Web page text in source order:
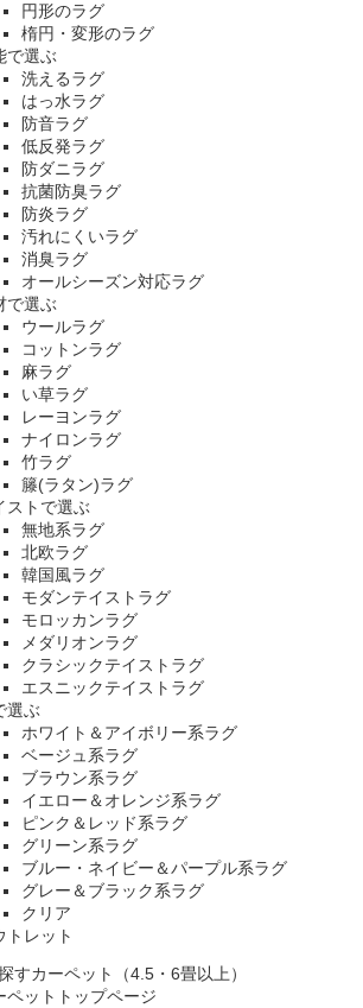
円形のラグ
楕円・変形のラグ
で選ぶ
洗えるラグ
はっ水ラグ
防音ラグ
低反発ラグ
防ダニラグ
抗菌防臭ラグ
防炎ラグ
汚れにくいラグ
消臭ラグ
オールシーズン対応ラグ
で選ぶ
ウールラグ
コットンラグ
麻ラグ
い草ラグ
レーヨンラグ
ナイロンラグ
竹ラグ
籐(ラタン)ラグ
ストで選ぶ
無地系ラグ
北欧ラグ
韓国風ラグ
モダンテイストラグ
モロッカンラグ
メダリオンラグ
クラシックテイストラグ
エスニックテイストラグ
選ぶ
ホワイト＆アイボリー系ラグ
ベージュ系ラグ
ブラウン系ラグ
イエロー＆オレンジ系ラグ
ピンク＆レッド系ラグ
グリーン系ラグ
ブルー・ネイビー＆パープル系ラグ
グレー＆ブラック系ラグ
クリア
トレット
カーペット（4.5・6畳以上）
ペットトップページ